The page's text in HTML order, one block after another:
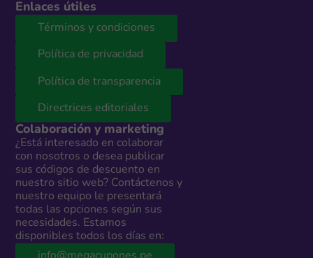
Enlaces útiles
Términos y condiciones
Política de privacidad
Política de transparencia
Directrices editoriales
Colaboración y marketing
¿Está interesado en colaborar
con nosotros o desea publicar
sus códigos de descuento en
nuestro sitio web? Contáctenos y
nuestro equipo le presentará
todas las opciones según sus
necesidades. Estamos
disponibles todos los días en: